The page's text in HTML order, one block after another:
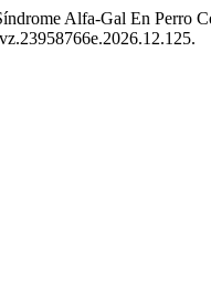
Alfa-Gal En Perro